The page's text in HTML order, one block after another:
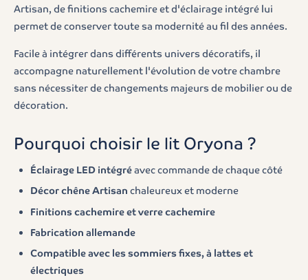
Artisan, de finitions cachemire et d'éclairage intégré lui
permet de conserver toute sa modernité au fil des années.
Facile à intégrer dans différents univers décoratifs, il
accompagne naturellement l'évolution de votre chambre
sans nécessiter de changements majeurs de mobilier ou de
décoration.
Pourquoi choisir le lit Oryona ?
Éclairage LED intégréavec commande de chaque côté
Décor chêne Artisan chaleureux et moderne
Finitions cachemire et verre cachemire
Fabrication allemande
Compatible avec les sommiers fixes, à lattes et
électriques